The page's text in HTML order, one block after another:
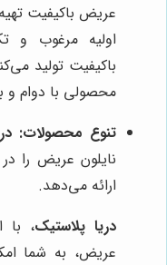
عریض باکیفیت
اولیه مرغوب و
باکیفیت تولید
محصولی با دوام و
تنوع محصولات:
نایلون عریض را
ارائه می‌دهد.
دریا پلاستیک، با
عریض، به شما